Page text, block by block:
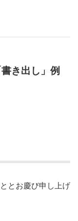
き出し」例
とお慶び申し上げ